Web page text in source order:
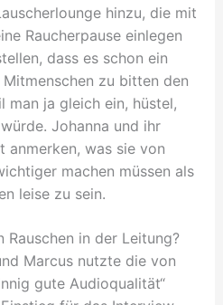
hinzu, die mit
Raucherpause einlegen
dass es schon ein
zu bitten den
man ja gleich ein, hüstel,
Johanna und ihr
anmerken, was sie von
machen müssen als
leise zu sein.
Rauschen in der Leitung?
Marcus nutzte die von
gute Audioqualität“